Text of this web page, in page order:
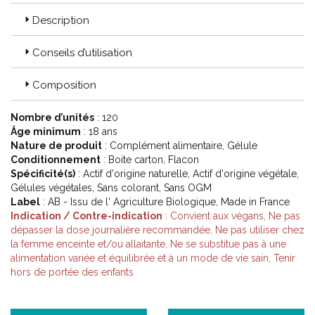
Exigence Arkopharma :
Passion pour la santé : les botanistes, pharmaciens,
Arkopharma puisent le meilleur de la nature pour créer des
formules optimales au service de notre santé.
40 ans de savoir-faire français : pionniers depuis 1980 dans la
science des plantes et de la nature pour apporter une
réponse à chacun de nos besoins. Le site de fabrication et de
contrôle d' Arkopharma est situé dans les Alpes-Maritimes.
Marque engagée pour la biodiversité : les 110 variétés de
plantes et actifs issus de la nature des laboratoires
Arkopharma sont rigoureusement sélectionnées auprès de
leurs partenaires récoltants. Ils s' engagent à leurs côtés pour
garantir l' excellence de leurs produits dans le respect de l'
écosystème.
(*) Conformément à la réglementation en vigueur sur le mode
de production biologique.
Description
Conseils d’utilisation
Composition
Nombre d’unités : 120
Âge minimum : 18 ans
Nature de produit : Complément alimentaire, Gélule
Conditionnement : Boite carton, Flacon
Spécificité(s) : Actif d'origine naturelle, Actif d'origine végétale,
Gélules végétales, Sans colorant, Sans OGM
Label : AB - Issu de l' Agriculture Biologique, Made in France
Indication / Contre-indication : Convient aux végans, Ne pas
dépasser la dose journalière recommandée, Ne pas utiliser chez
la femme enceinte et/ou allaitante, Ne se substitue pas à une
alimentation variée et équilibrée et à un mode de vie sain, Tenir
hors de portée des enfants